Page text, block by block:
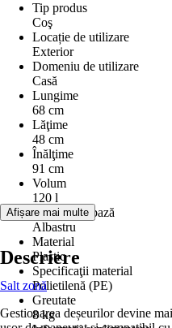
Tip produs
Coş
Locație de utilizare
Exterior
Domeniu de utilizare
Casă
Lungime
68 cm
Lăţime
48 cm
Înălţime
91 cm
Volum
120 l
Culoare de bază
Albastru
Material
Plastic
Specificaţii material
Polietilenă (PE)
Greutate
8 kg
Afișare mai multe
Descriere
Salt zonă
Gestionarea deșeurilor devine